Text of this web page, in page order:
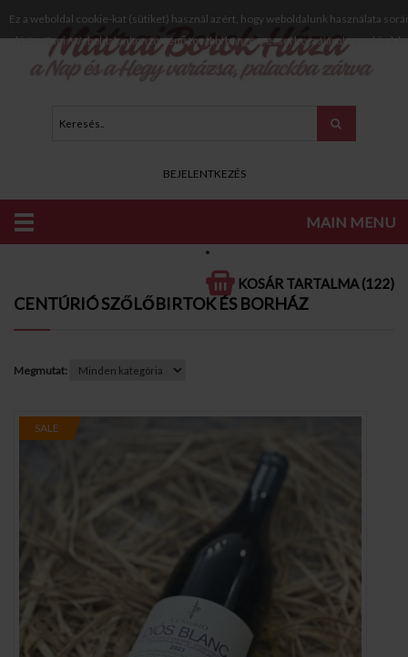
Ez a weboldal cookie-kat (sütiket) használ azért, hogy weboldalunk használata
biztosítani. Weboldalunkon történő további böngészéssel hozzájárul a cookie-k
BEJELENTKEZÉS
MAIN MENU
KOSÁR TARTALMA (122)
CENTÚRIÓ SZŐLŐBIRTOK ÉS BORHÁZ
CENTÚRIÓ SZŐLŐBIRTOK ÉS BORHÁZ
Megmutat:
SALE